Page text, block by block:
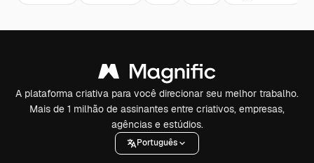
A plataforma criativa para você direcionar seu melhor trabalho.
Mais de 1 milhão de assinantes entre criativos, empresas,
agências e estúdios.
Português